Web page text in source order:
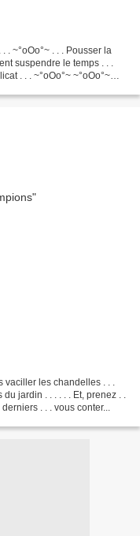
. ~°oOo°~ . . . Pousser la
suspendre le temps . . .
. . . ~°oOo°~ ~°oOo°~
vaciller les chandelles . . .
jardin . . . . . . Et, prenez . .
. . . vous conter...